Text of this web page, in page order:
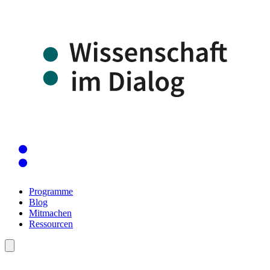
Programme
Blog
Mitmachen
Ressourcen